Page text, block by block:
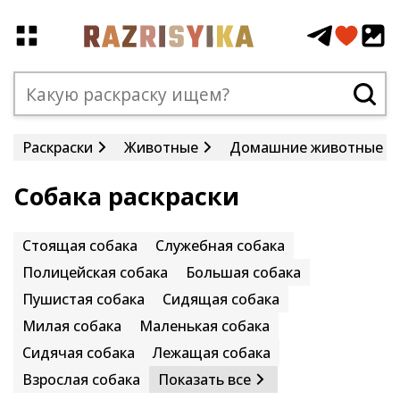
Раскраски Животные Домашние животные
Собака раскраски
Стоящая собака
Служебная собака
Полицейская собака
Большая собака
Пушистая собака
Сидящая собака
Милая собака
Маленькая собака
Сидячая собака
Лежащая собака
Взрослая собака
Показать все